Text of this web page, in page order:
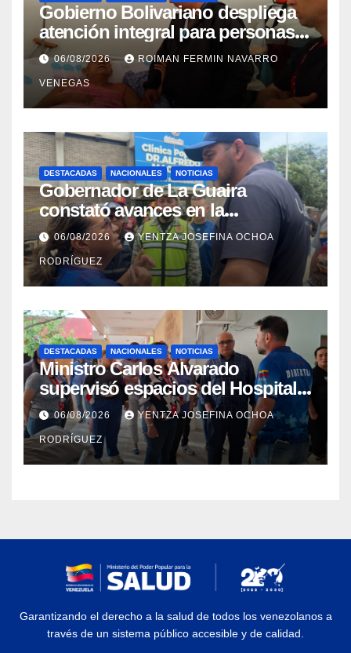
Gobierno Bolivariano despliega
atención integral para personas
con discapacidad en
campamentos de La Guaira
06/08/2026 ROIMAN FERMIN NAVARRO
VENEGAS
DESTACADAS NACIONALES NOTICIAS
Gobernador de La Guaira
constató avances en la
rehabilitación del Hospitalito de
Catia la Mar
06/08/2026 YENTZA JOSEFINA OCHOA
RODRÍGUEZ
DESTACADAS NACIONALES NOTICIAS
Ministro Carlos Alvarado
supervisó espacios del Hospital
Dermatológico Dr. Martín Vegas
en La Guaira
06/08/2026 YENTZA JOSEFINA OCHOA
RODRÍGUEZ
Garantizando el derecho a la salud de todos los venezolanos a
través de un sistema público accesible y de calidad.